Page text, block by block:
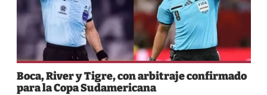
Boca, River y Tigre, con arbitraje confirmado
para la Copa Sudamericana